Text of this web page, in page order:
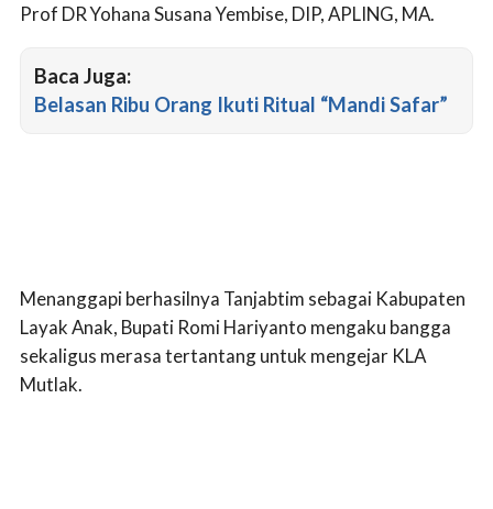
Prof DR Yohana Susana Yembise, DIP, APLING, MA.
Baca Juga:
Belasan Ribu Orang Ikuti Ritual “Mandi Safar”
Menanggapi berhasilnya Tanjabtim sebagai Kabupaten
Layak Anak, Bupati Romi Hariyanto mengaku bangga
sekaligus merasa tertantang untuk mengejar KLA
Mutlak.